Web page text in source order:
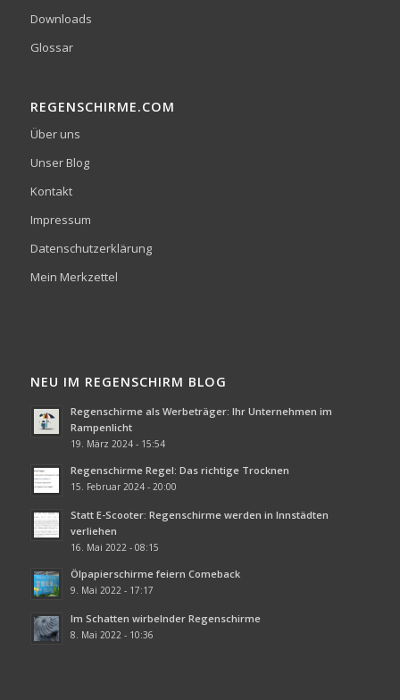
Downloads
Glossar
REGENSCHIRME.COM
Über uns
Unser Blog
Kontakt
Impressum
Datenschutzerklärung
Mein Merkzettel
NEU IM REGENSCHIRM BLOG
Regenschirme als Werbeträger: Ihr Unternehmen im
Rampenlicht
19. März 2024 - 15:54
Regenschirme Regel: Das richtige Trocknen
15. Februar 2024 - 20:00
Statt E-Scooter: Regenschirme werden in Innstädten
verliehen
16. Mai 2022 - 08:15
Ölpapierschirme feiern Comeback
9. Mai 2022 - 17:17
Im Schatten wirbelnder Regenschirme
8. Mai 2022 - 10:36